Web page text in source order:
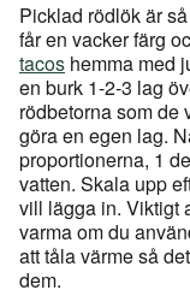
Picklad rödlök är
får en vacker färg
tacos hemma med
en burk 1-2-3 lag
rödbetorna som de
göra en egen lag.
proportionerna, 1
vatten. Skala upp
vill lägga in. Viktigt
varma om du
att tåla värme så
dem.